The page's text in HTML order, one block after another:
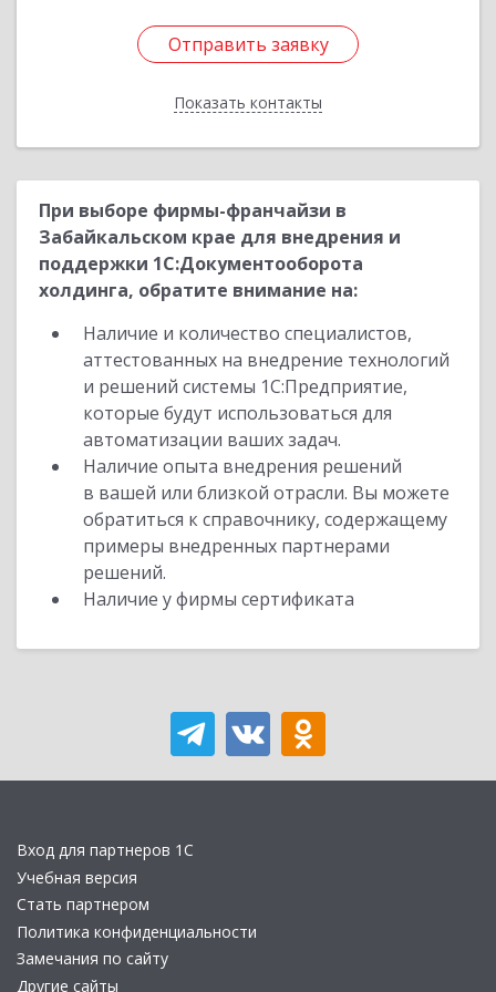
Отправить заявку
Показать контакты
Отправить заявку
Назад
При выборе фирмы-франчайзи в
Забайкальском крае для внедрения и
поддержки 1С:Документооборота
холдинга, обратите внимание на:
Наличие и количество специалистов,
аттестованных на внедрение технологий
и решений системы 1С:Предприятие,
которые будут использоваться для
автоматизации ваших задач.
Наличие опыта внедрения решений
в вашей или близкой отрасли. Вы можете
обратиться к справочнику, содержащему
примеры внедренных партнерами
решений.
Наличие у фирмы сертификата
Вход для партнеров 1С
Учебная версия
Стать партнером
Политика конфиденциальности
Замечания по сайту
Другие сайты